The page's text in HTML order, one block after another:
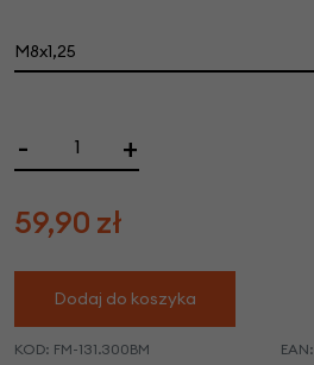
M8x1,25
- +
59,90 zł
Dodaj do koszyka
KOD: FM-131.300BM EAN: